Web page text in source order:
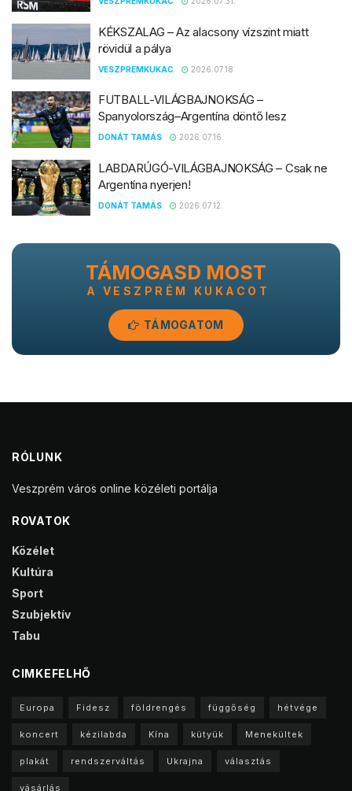
KÉKSZALAG – Az alacsony vízszint miatt
rövidül a pálya
VESZPREMKUKAC 2026.07.18.
FUTBALL-VILÁGBAJNOKSÁG –
Spanyolország–Argentína döntő lesz
DONÁT TAMÁS 2026.07.16.
LABDARÚGÓ-VILÁGBAJNOKSÁG – Csak ne
Argentína nyerjen!
DONÁT TAMÁS 2026.07.12.
TÁMOGASD MOST
A VESZPRÉM KUKACOT
TÁMOGATOM
RÓLUNK
Veszprém város online közéleti portálja
ROVATOK
Közélet
Kultúra
Sport
Szubjektív
Tabu
CIMKEFELHŐ
Europa Fidesz földrengés függőség hétvége
koncert kézilabda Kína kütyük Menekültek
plakát rendszerváltás Ukrajna választás
vásárlás